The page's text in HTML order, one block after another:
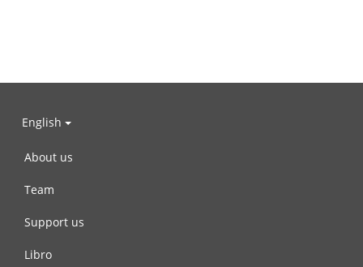
English
About us
Team
Support us
Libro